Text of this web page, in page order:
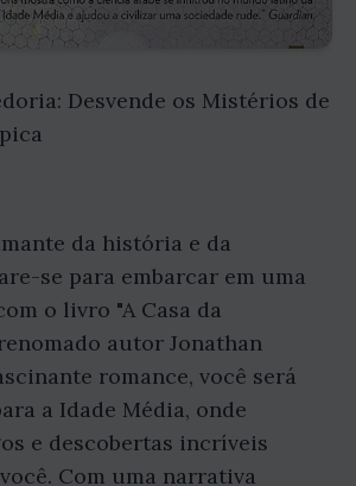
Desvende os Mistérios de
da história e da
se para embarcar em uma
o livro "A Casa da
autor Jonathan
romance, você será
a Idade Média, onde
e descobertas incríveis
Com uma narrativa